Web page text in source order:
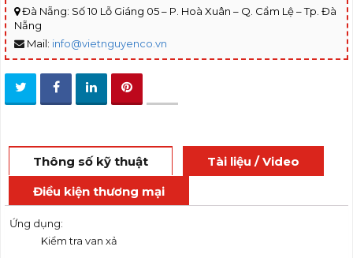
Đà Nẵng: Số 10 Lỗ Giáng 05 – P. Hoà Xuân – Q. Cẩm Lệ – Tp. Đà
Nẵng
Mail: info@vietnguyenco.vn
Thông số kỹ thuật
Tài liệu / Video
Điều kiện thương mại
Ứng dụng:
Kiểm tra van xả